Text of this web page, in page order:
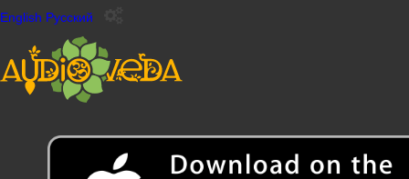
English Русский